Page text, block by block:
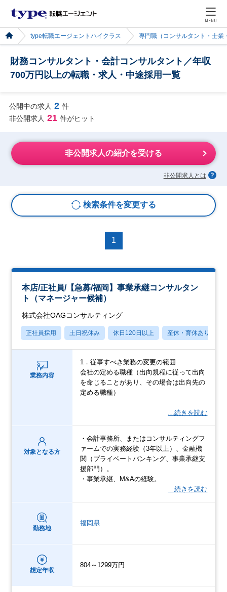
MENU
type転職エージェントハイクラス 専門職（コンサルタント・士業
財務コンサルタント・会計コンサルタント／年収
700万円以上の転職・求人・中途採用一覧
公開中の求人 2 件
非公開求人 21 件がヒット
非公開求人の紹介を受ける
非公開求人とは
検索条件を変更する
1
本店/正社員/【急募/福岡】事業承継コンサルタン
ト（マネージャー候補）
株式会社OAGコンサルティング
正社員採用 土日祝休み 休日120日以上 産休・育休あり
業務内容
1．従事すべき業務の変更の範囲
会社の定める職種（出向規程に従って出向
を命じることがあり、その場合は出向先の
定める職種）
…続きを読む
対象となる方
・会計事務所、またはコンサルティングフ
ァームでの実務経験（3年以上）、金融機
関（プライベートバンキング、事業承継支
援部門）。
・事業承継、M&Aの経験。
…続きを読む
勤務地
福岡県
想定年収
804～1299万円